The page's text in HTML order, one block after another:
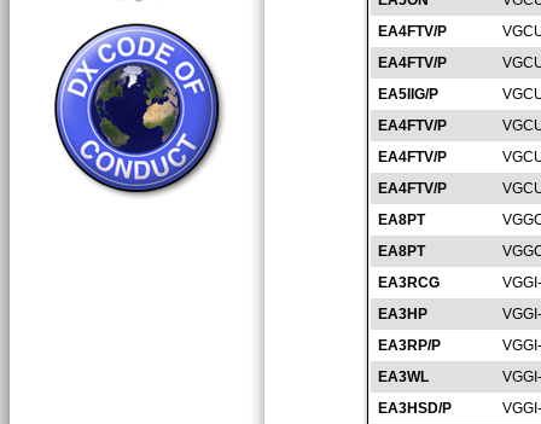
EA4FTV/P
EA4FTV/P
EA5IIG/P
EA4FTV/P
EA4FTV/P
EA4FTV/P
EA8PT
EA8PT
EA3RCG
EA3HP
EA3RP/P
EA3WL
EA3HSD/P